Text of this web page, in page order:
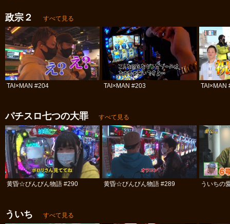
政宗２ すべて見る
TAI×MAN #204 TAI×MAN #203 TAI×MAN
パチスロ七つの大罪 すべて見る
黄昏☆びんびん物語 #290 黄昏☆びんびん物語 #289 ういちの
ういち すべて見る